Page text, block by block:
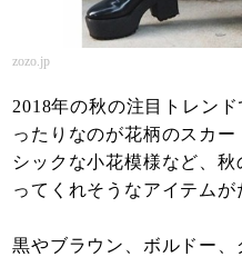
zozo.jp
2018年の秋の注目トレン
ったりなのが花柄のスカ
シックな小花模様など、
ってくれそうなアイテムが
黒やブラウン、ボルドー